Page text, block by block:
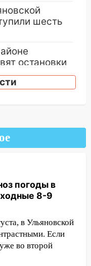
шесть
остановки
ещё
покажут
небом
прибор для
деньги
фитнес-
погоды в
8-9
в Ульяновской
Если
во второй